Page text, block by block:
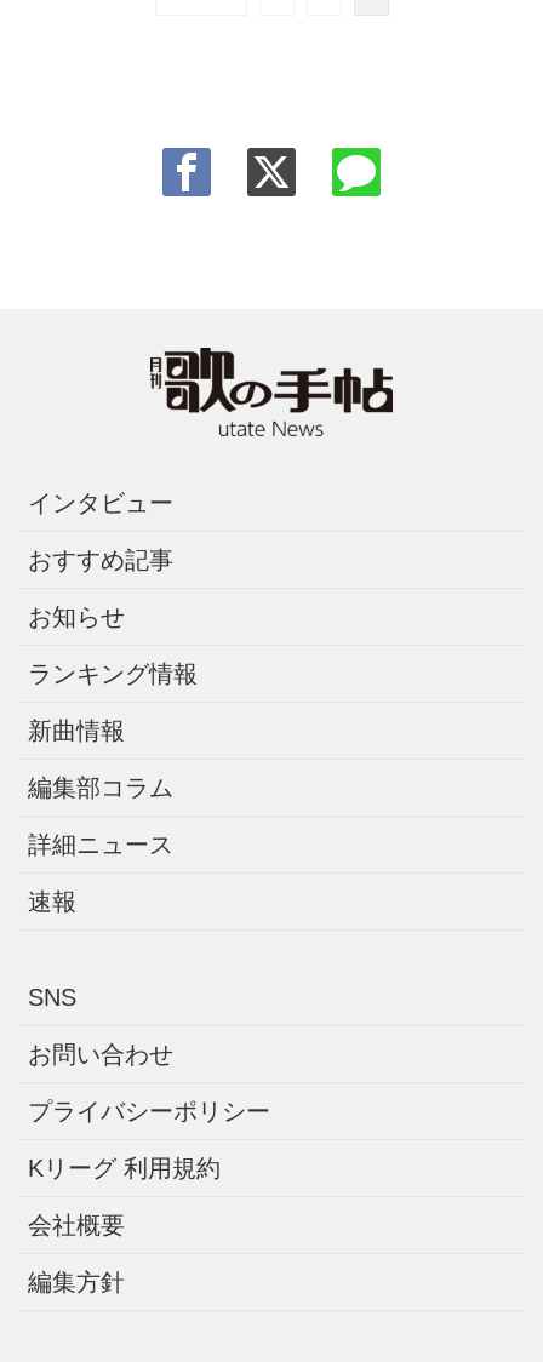
インタビュー
おすすめ記事
お知らせ
ランキング情報
新曲情報
編集部コラム
詳細ニュース
速報
SNS
お問い合わせ
プライバシーポリシー
Kリーグ 利用規約
会社概要
編集方針